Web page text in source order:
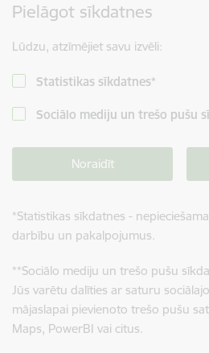
Pielāgot sīkdatnes
Lūdzu, atzīmējiet savu izvēli:
Statistikas sīkdatnes*
Sociālo mediju un trešo pušu
Noraidīt
*Statistikas sīkdatnes -
darbību un pakalpojumus.
**Sociālo mediju un trešo pušu
Jūs varētu dalīties ar saturu
mājaslapai pievienoto trešo pušu
Maps, PowerBI vai citus.